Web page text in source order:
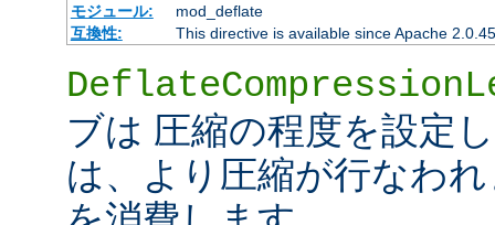
モジュール:
mod_deflate
互換性:
This directive is available since Apache 2.0.45
ブは 圧縮の程度を設定
は、より圧縮が行なわ